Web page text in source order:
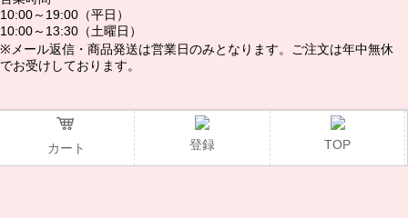
カート 登録 TOP
10:00～19:00（平日）
10:00～13:30（土曜日）
※メール返信・商品発送は営業日のみとなります。ご注文は年中無休
でお受けしております。
@2016www.ndshop.jp